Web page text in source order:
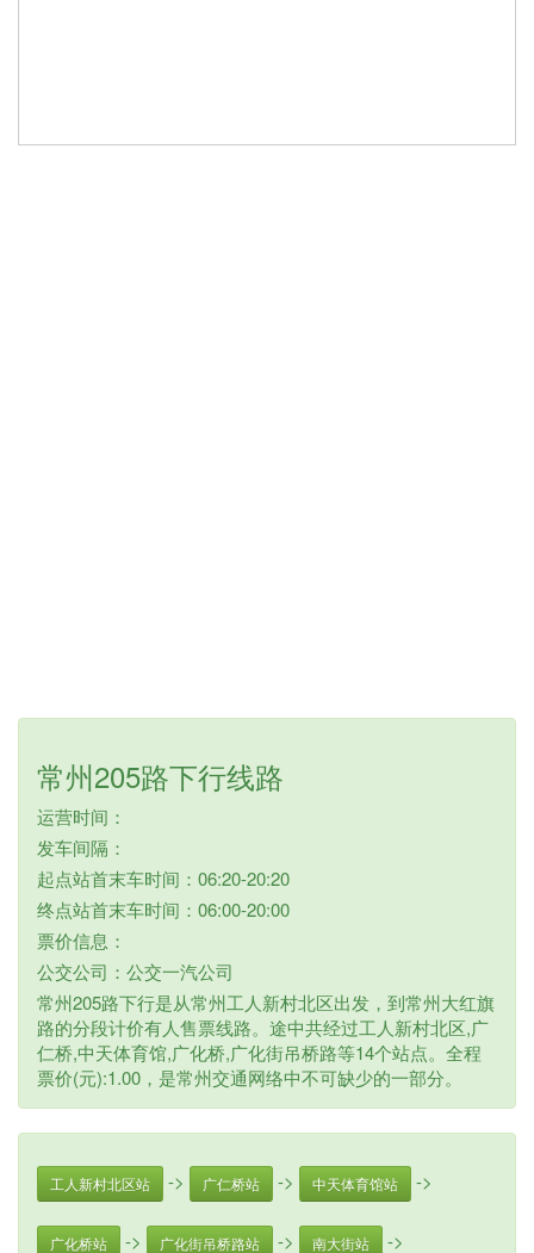
常州205路下行线路
运营时间：
发车间隔：
起点站首末车时间：06:20-20:20
终点站首末车时间：06:00-20:00
票价信息：
公交公司：公交一汽公司
常州205路下行是从常州工人新村北区出发，到常州大红旗
路的分段计价有人售票线路。途中共经过工人新村北区,广
仁桥,中天体育馆,广化桥,广化街吊桥路等14个站点。全程
票价(元):1.00，是常州交通网络中不可缺少的一部分。
工人新村北区站 -> 广仁桥站 -> 中天体育馆站 ->
广化桥站 -> 广化街吊桥路站 -> 南大街站 ->